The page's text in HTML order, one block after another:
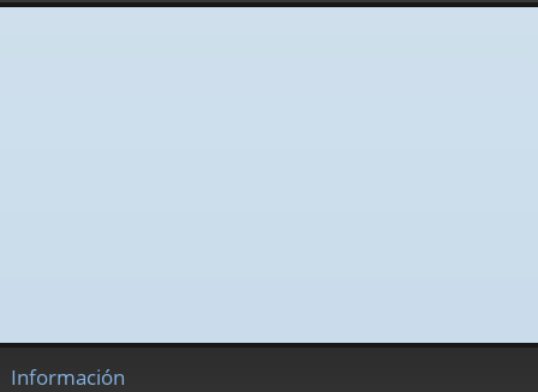
ar rs
Información